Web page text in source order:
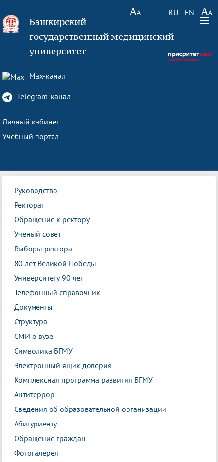
RU EN
Башкирский
государственный медицинский
университет
Max-канал
Telegram-канал
Личный кабинет
Учебный портал
Руководство
Ректорат
Обращение к ректору
Ученый совет
Выборы ректора
80 лет Великой Победы
Университету 90 лет
Телефонный справочник
Документы
Структура
СМИ о вузе
Символика БГМУ
Электронный ящик доверия
Комплексная программа развития БГМУ
Антитеррор
Сведения об образовательной организации
Абитуриенту
Обращение граждан
Фотогалерея